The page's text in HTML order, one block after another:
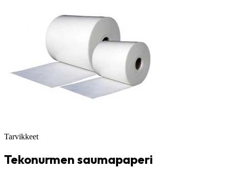
Tarvikkeet
Tekonurmen saumapaperi